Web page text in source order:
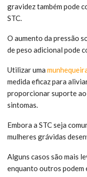
gravidez também pode
STC.
O aumento da pressão
de peso adicional pode
Utilizar uma
medida eficaz para
proporcionar suporte ao
sintomas.
Embora a STC seja
mulheres grávidas
Alguns casos são mais
enquanto outros